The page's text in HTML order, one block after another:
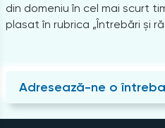
din domeniu în cel mai scurt
plasat în rubrica „Întrebări și
Adresează-ne o